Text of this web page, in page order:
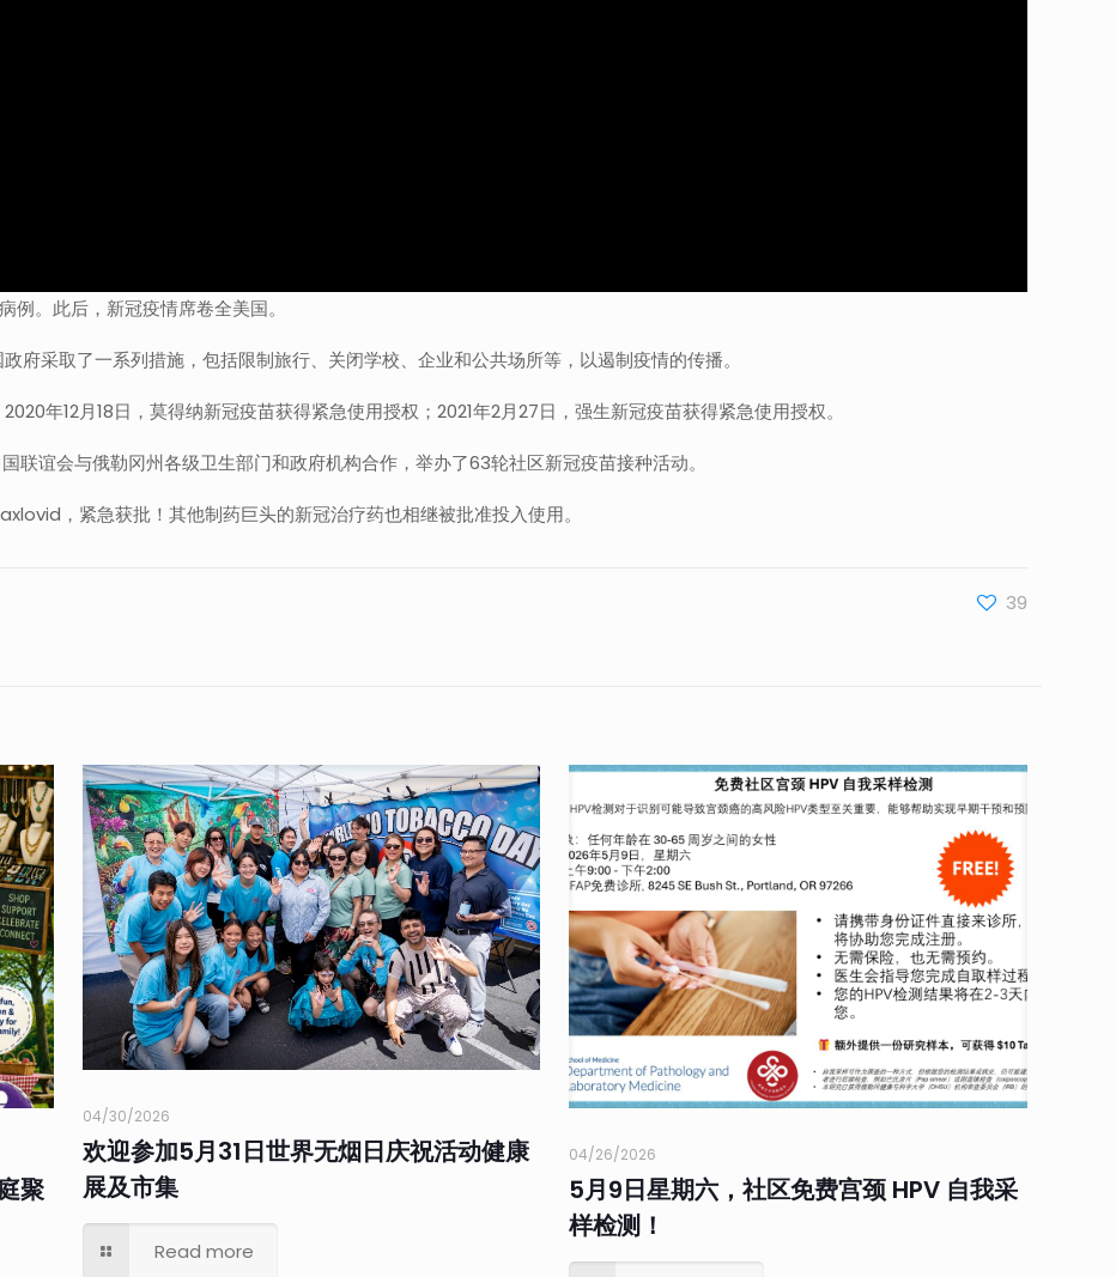
例。此后，新冠疫情席卷全美国。
府采取了一系列措施，包括限制旅行、关闭学校、企业和公共场所等，以遏制疫情的传播。
年12月18日，莫得纳新冠疫苗获得紧急使用授权；2021年2月27日，强生新冠疫苗获得紧急使用授权。
联谊会与俄勒冈州各级卫生部门和政府机构合作，举办了63轮社区新冠疫苗接种活动。
，紧急获批！其他制药巨头的新冠治疗药也相继被批准投入使用。
39
聚
04/30/2026
欢迎参加5月31日世界无烟日庆祝活动健康
展及市集
Read more
04/26/2026
5月9日星期六，社区免费宫颈 HPV 自我采
样检测！